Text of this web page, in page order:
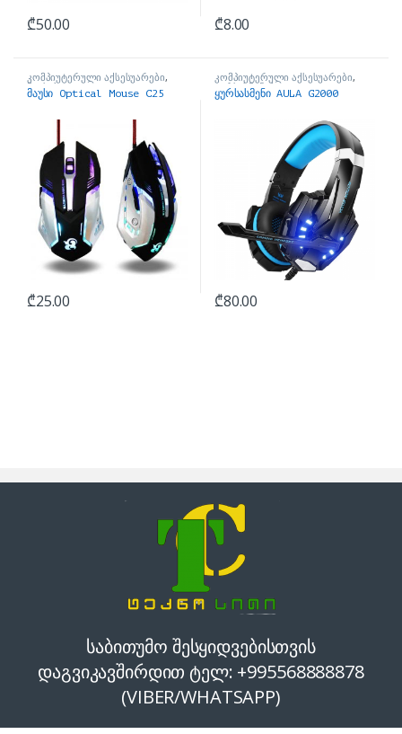
₾50.00 ₾8.00
კომპიუტერული აქსესუარები,
მაუსები
მაუსი Optical Mouse C25
₾25.00
კომპიუტერული აქსესუარები,
ყურსასმენები
ყურსასმენი AULA G2000
₾80.00
საბითუმო შესყიდვებისთვის
დაგვიკავშირდით ტელ: +995568888878
(VIBER/WHATSAPP)